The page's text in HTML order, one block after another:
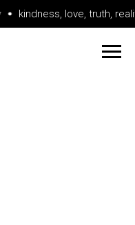
kindness, love, truth,